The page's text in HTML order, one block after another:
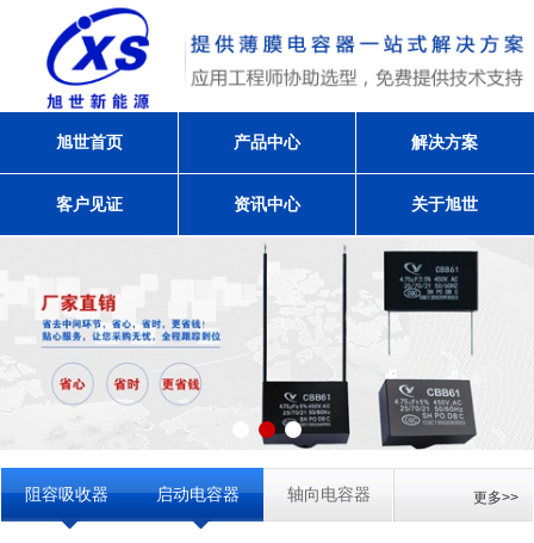
旭世首页 产品中心 解决方案
客户见证 资讯中心 关于旭世
阻容吸收器 启动电容器 轴向电容器 更多>>